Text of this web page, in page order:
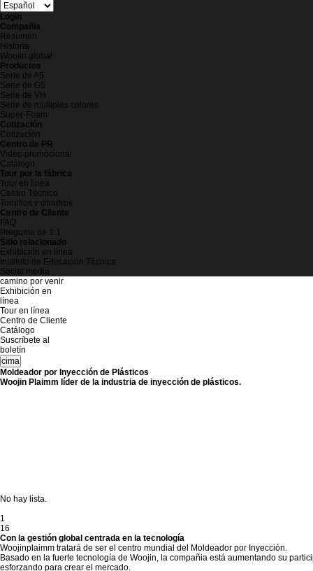
Login
Compañia
Resumen
Historia
Woojin global
Productos
Serie de A5
Serie de G5
Serie de VH
Serie de múltiples colores
Super-Foam
Cotización
Cotización
Centro de PR
Video promocional
Catálogo
Tour por la fábrica
Tour en línea
Centro Técnico
Tornillos y cilindros
Centro de Cliente
FAQ
Pregunta de 1:1
Sitio relacionado
Exhibición en línea
Instituto de Educación Técnica
Social media
camino por venir
Exhibición en
línea
Tour en línea
Centro de Cliente
Catálogo
Suscríbete al
boletín
cima
Moldeador por Inyección de Plásticos
Woojin Plaimm líder de la industria de inyección de plásticos.
No hay lista.
1
16
Con la gestión global centrada en la tecnología
Woojinplaimm tratará de ser el centro mundial del Moldeador por Inyección.
Basado en la fuerte tecnología de Woojin, la compañia está aumentando su
esforzando para crear el mercado.